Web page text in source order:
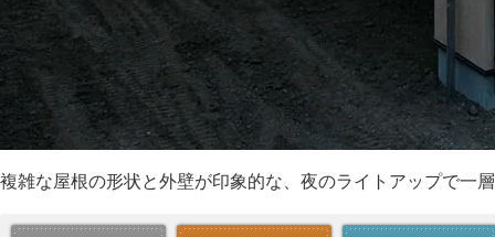
複雑な屋根の形状と外壁が印象的な、夜のライトアップで一